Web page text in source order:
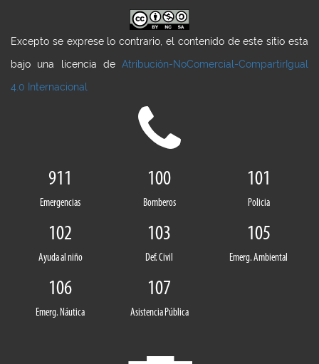
Excepto se exprese lo contrario, el contenido de este sitio esta
bajo una licencia de Atribución-NoComercial-CompartirIgual
4.0 Internacional
911
Emergencias
100
Bomberos
101
Policia
102
Ayuda al niño
103
Def. Civil
105
Emerg. Ambiental
106
Emerg. Náutica
107
Asistencia Pública